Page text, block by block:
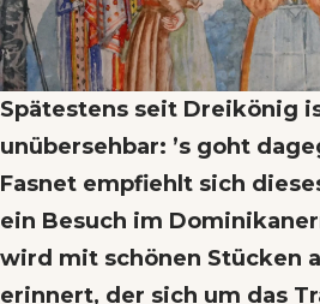
Spätestens seit Dreikönig
unübersehbar: ’s goht
Fasnet empfiehlt sich
ein Besuch im
wird mit schönen Stücken
erinnert, der sich um das